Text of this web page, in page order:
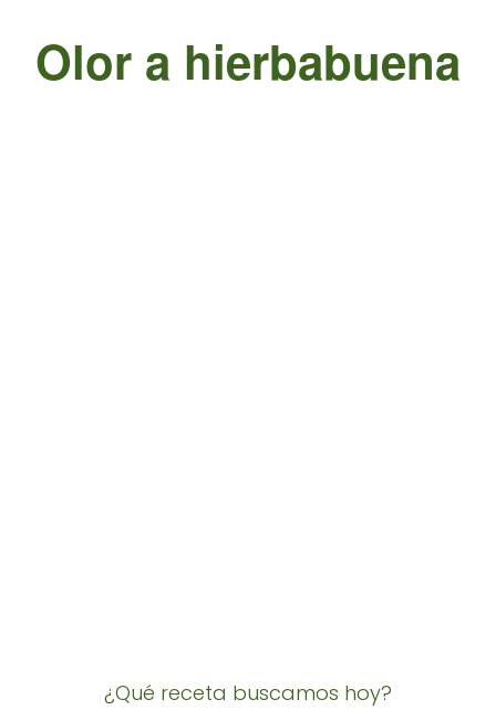
Olor a hierbabuena
¿Qué receta buscamos hoy?